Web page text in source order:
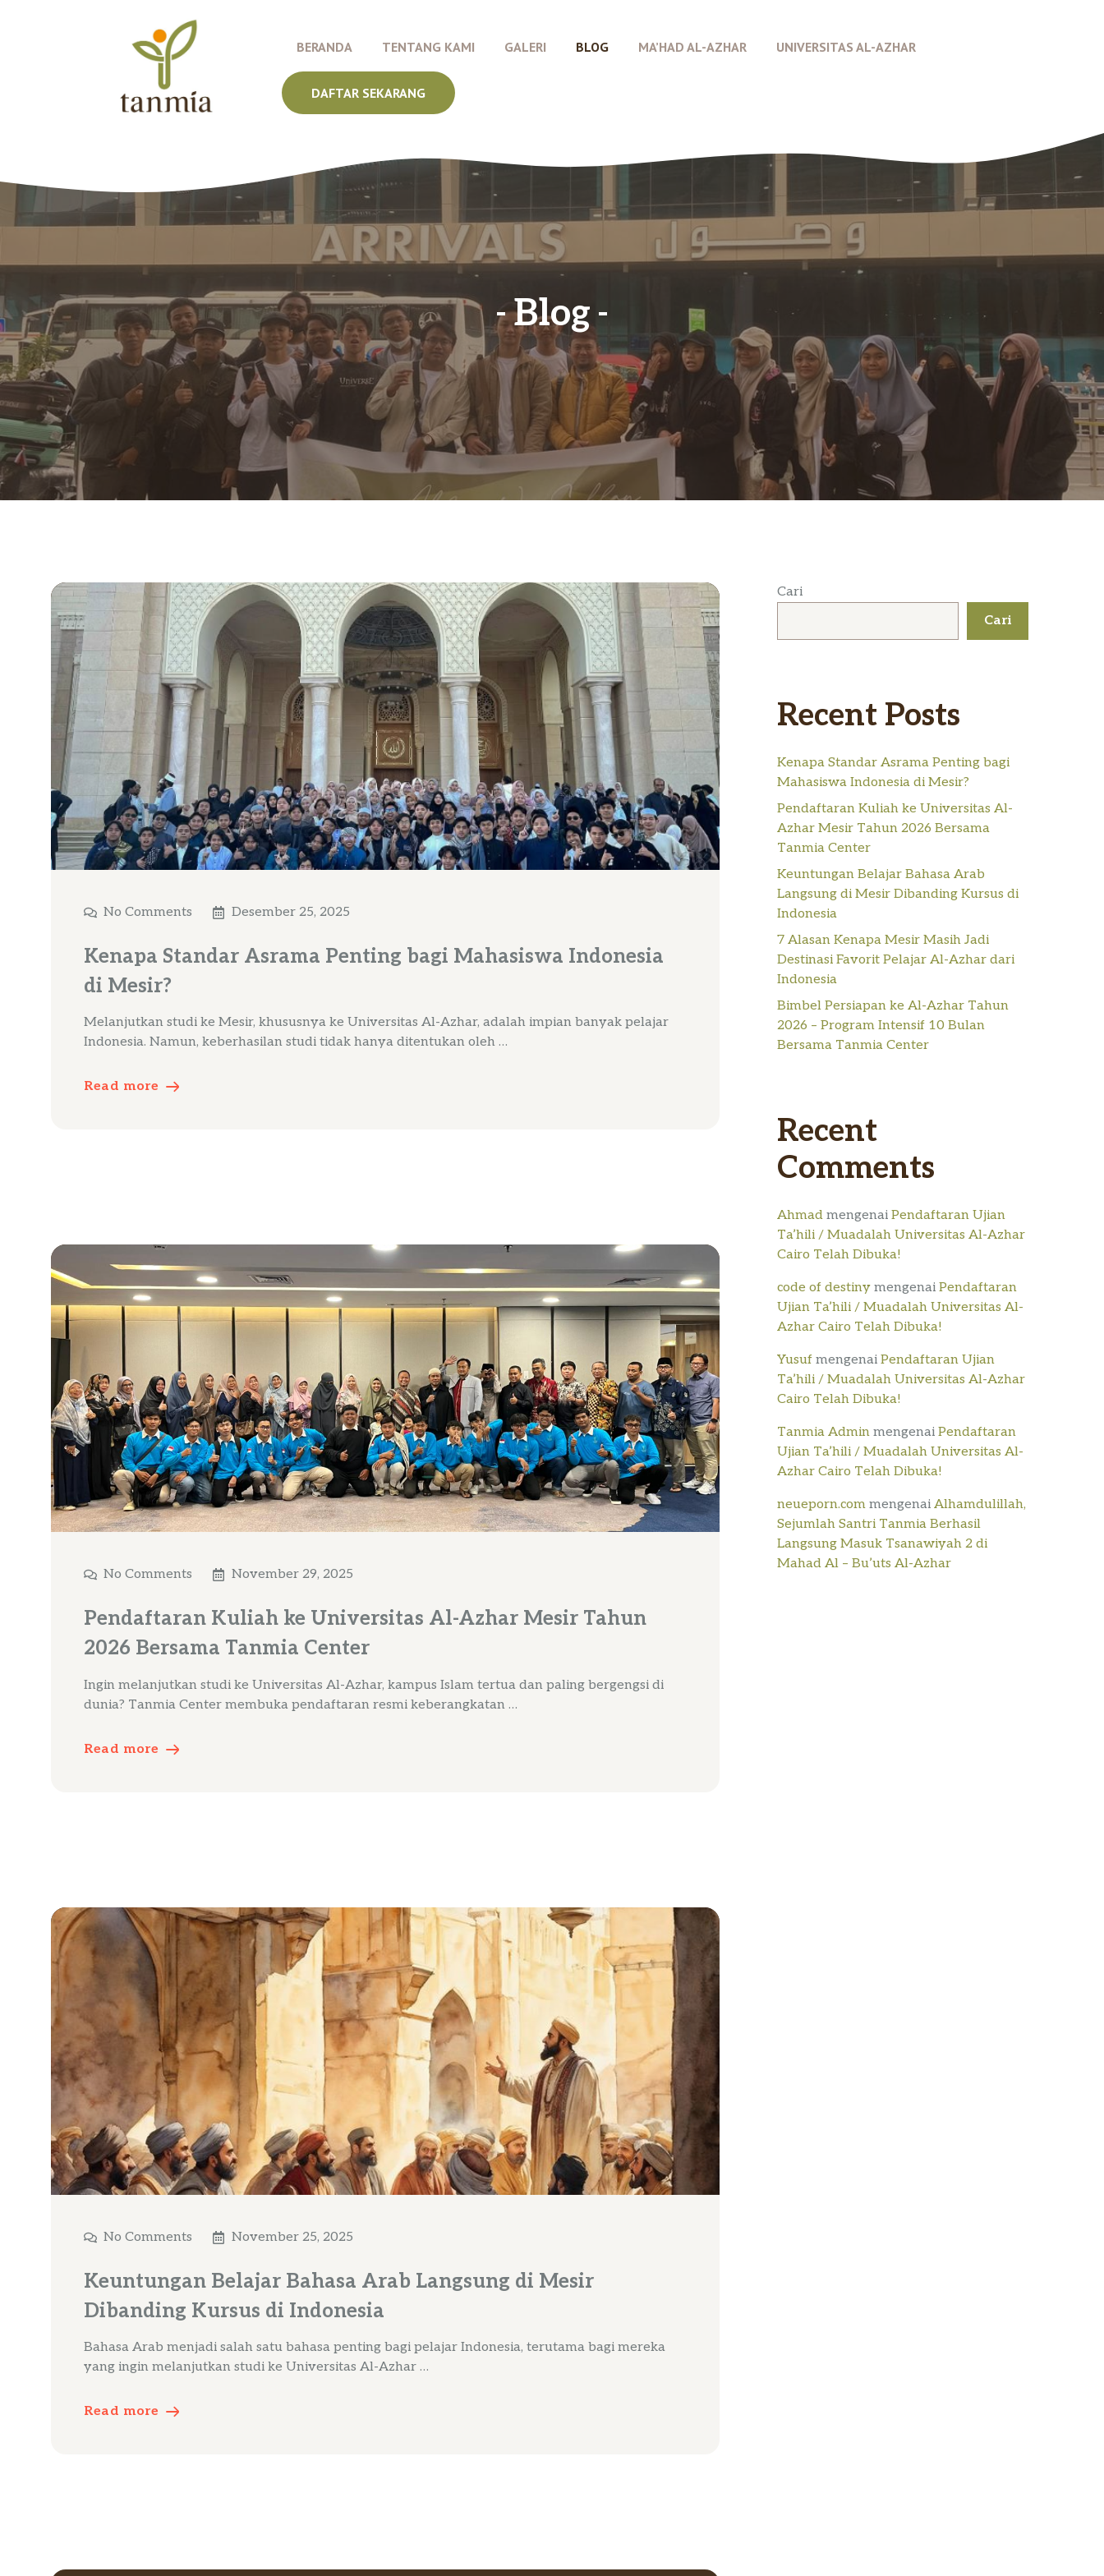
BERANDA TENTANG KAMI GALERI BLOG MA’HAD AL-AZHAR UNIVERSITAS AL-AZHAR
DAFTAR SEKARANG
Blog
No Comments Desember 25, 2025
Kenapa Standar Asrama Penting bagi Mahasiswa Indonesia
di Mesir?
Melanjutkan studi ke Mesir, khususnya ke Universitas Al-Azhar, adalah impian banyak pelajar
Indonesia. Namun, keberhasilan studi tidak hanya ditentukan oleh …
Read more
No Comments November 29, 2025
Pendaftaran Kuliah ke Universitas Al-Azhar Mesir Tahun
2026 Bersama Tanmia Center
Ingin melanjutkan studi ke Universitas Al-Azhar, kampus Islam tertua dan paling bergengsi di
dunia? Tanmia Center membuka pendaftaran resmi keberangkatan …
Read more
No Comments November 25, 2025
Keuntungan Belajar Bahasa Arab Langsung di Mesir
Dibanding Kursus di Indonesia
Bahasa Arab menjadi salah satu bahasa penting bagi pelajar Indonesia, terutama bagi mereka
yang ingin melanjutkan studi ke Universitas Al-Azhar …
Read more
Cari
Cari
Recent Posts
Kenapa Standar Asrama Penting bagi
Mahasiswa Indonesia di Mesir?
Pendaftaran Kuliah ke Universitas Al-
Azhar Mesir Tahun 2026 Bersama
Tanmia Center
Keuntungan Belajar Bahasa Arab
Langsung di Mesir Dibanding Kursus di
Indonesia
7 Alasan Kenapa Mesir Masih Jadi
Destinasi Favorit Pelajar Al-Azhar dari
Indonesia
Bimbel Persiapan ke Al-Azhar Tahun
2026 – Program Intensif 10 Bulan
Bersama Tanmia Center
Recent
Comments
Ahmad mengenai Pendaftaran Ujian
Ta’hili / Muadalah Universitas Al-Azhar
Cairo Telah Dibuka!
code of destiny mengenai Pendaftaran
Ujian Ta’hili / Muadalah Universitas Al-
Azhar Cairo Telah Dibuka!
Yusuf mengenai Pendaftaran Ujian
Ta’hili / Muadalah Universitas Al-Azhar
Cairo Telah Dibuka!
Tanmia Admin mengenai Pendaftaran
Ujian Ta’hili / Muadalah Universitas Al-
Azhar Cairo Telah Dibuka!
neueporn.com mengenai Alhamdulillah,
Sejumlah Santri Tanmia Berhasil
Langsung Masuk Tsanawiyah 2 di
Mahad Al – Bu’uts Al-Azhar